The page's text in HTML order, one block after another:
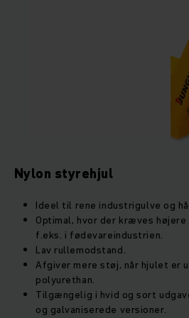
Nylon styrehjul
Ideel til rene industrigulve og
Optimal, hvor der kræves
f.eks. i fødevareindustrien.
Lav rullemodstand.
Afgiver mere støj, når hjulet er
polyurethan.
Tilgængelig i hvid og sort
og galvaniserede versioner.